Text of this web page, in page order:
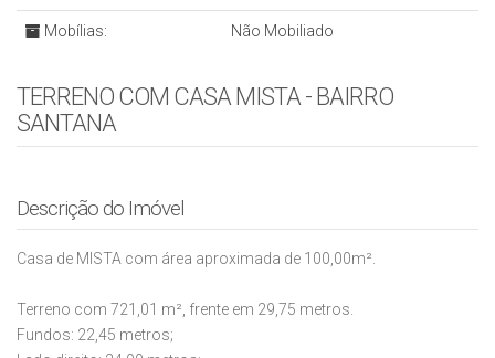
Mobílias: Não Mobiliado
TERRENO COM CASA MISTA - BAIRRO
SANTANA
Descrição do Imóvel
Casa de MISTA com área aproximada de 100,00m².
Terreno com 721,01 m², frente em 29,75 metros.
Fundos: 22,45 metros;